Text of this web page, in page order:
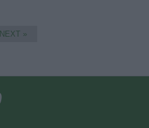
NEXT »